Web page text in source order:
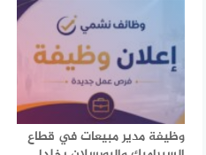
وظيفة مدير مبيعات في قطاع